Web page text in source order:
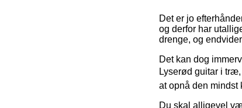
Det er jo
og derfor har
drenge, og
Det kan dog
Lyserød guitar i
at opnå den mindst
Du skal alligevel